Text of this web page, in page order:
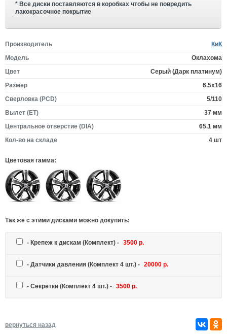
* Все диски поставляются в коробках чтобы не повредить
лакокрасочное покрытие
Производитель
КиК
Модель
Оклахома
Цвет
Серый (Дарк платинум)
Размер
6.5x16
Сверловка (PCD)
5/110
Вылет (ET)
37 мм
Центральное отверстие (DIA)
65.1 мм
Кол-во на складе
4 шт
Цветовая гамма:
Так же c этими дисками можно докупить:
- Крепеж к дискам (Комплект) - 3500 р.
- Датчики давления (Комплект 4 шт.) - 20000 р.
- Секретки (Комплект 4 шт.) - 3500 р.
вернуться назад